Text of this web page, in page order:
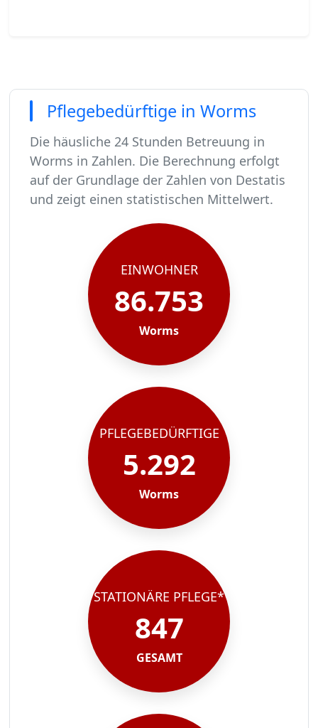
Pflegebedürftige in Worms
Die häusliche 24 Stunden Betreuung in
Worms in Zahlen. Die Berechnung erfolgt
auf der Grundlage der Zahlen von Destatis
und zeigt einen statistischen Mittelwert.
In Worms leben rund 86753 Menschen.
Von diesen 86753 Einwohnern sind rund 5292
Ca. 847 dieser pflegebedürftigen Menschen
Der Großteil der Pflegebedürftigen in Worms,
EINWOHNER
86.753
Worms
PFLEGEBEDÜRFTIGE
5.292
Worms
STATIONÄRE PFLEGE*
847
GESAMT